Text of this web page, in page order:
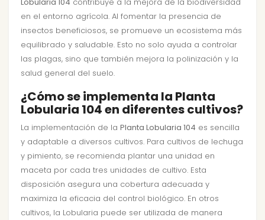
en el entorno agrícola. Al fomentar la presencia de
insectos beneficiosos, se promueve un ecosistema más
equilibrado y saludable. Esto no solo ayuda a controlar
las plagas, sino que también mejora la polinización y la
salud general del suelo.
¿Cómo se implementa la Planta
Lobularia 104 en diferentes cultivos?
La implementación de la Planta Lobularia 104 es sencilla
y adaptable a diversos cultivos. Para cultivos de lechuga
y pimiento, se recomienda plantar una unidad en
maceta por cada tres unidades de cultivo. Esta
disposición asegura una cobertura adecuada y
maximiza la eficacia del control biológico. En otros
cultivos, la Lobularia puede ser utilizada de manera